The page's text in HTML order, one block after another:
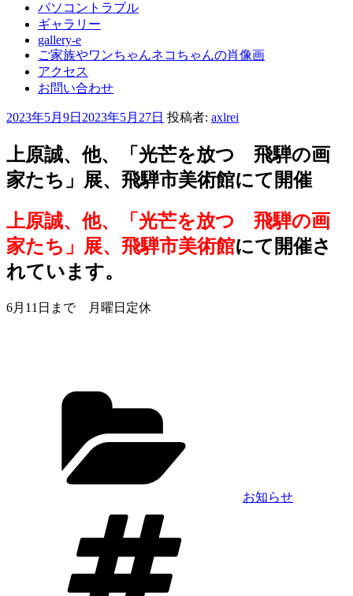
パソコントラブル
ギャラリー
gallery-e
ご家族やワンちゃんネコちゃんの肖像画
アクセス
お問い合わせ
投
日:
2023年5月9日 2023年5月27日 投稿者: axlrei
上原誠、他、「光芒を放つ 飛騨の画
家たち」展、飛騨市美術館にて開催
上原誠、他、「光芒を放つ 飛騨の画
家たち」展、飛騨市美術館にて開催さ
れています。
6月11日まで 月曜日定休
お知らせ